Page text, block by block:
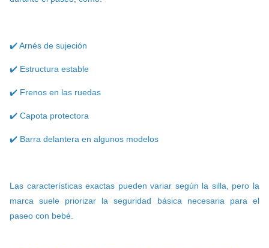
✔️ Arnés de sujeción
✔️ Estructura estable
✔️ Frenos en las ruedas
✔️ Capota protectora
✔️ Barra delantera en algunos modelos
Las características exactas pueden variar según la silla, pero la
marca suele priorizar la seguridad básica necesaria para el
paseo con bebé.